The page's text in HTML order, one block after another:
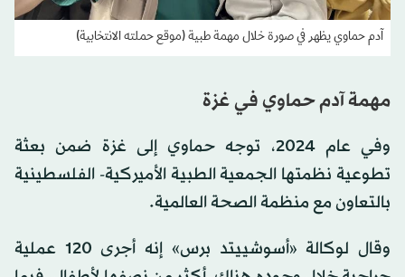
آدم حماوي يظهر في صورة خلال مهمة طبية (موقع حملته الانتخابية)
مهمة آدم حماوي في غزة
وفي عام 2024، توجه حماوي إلى غزة ضمن بعثة
تطوعية نظمتها الجمعية الطبية الأميركية- الفلسطينية
بالتعاون مع منظمة الصحة العالمية.
وقال لوكالة «أسوشييتد برس» إنه أجرى 120 عملية